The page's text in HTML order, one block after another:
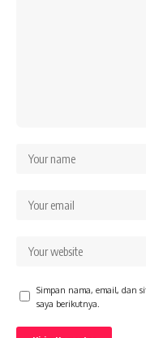
Simpan nama, email, dan
saya berikutnya.